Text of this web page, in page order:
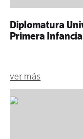
Diplomatura
Primera Infancia
ver más